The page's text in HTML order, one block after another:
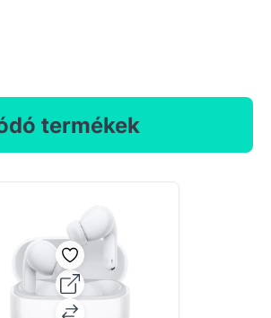
termékek